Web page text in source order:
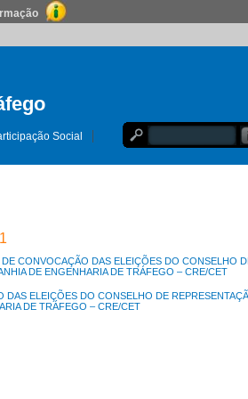
Social
CONVOCAÇÃO DAS ELEIÇÕES DO CONSELHO
DE ENGENHARIA DE TRÁFEGO – CRE/CET
DAS ELEIÇÕES DO CONSELHO DE
DE TRÁFEGO – CRE/CET